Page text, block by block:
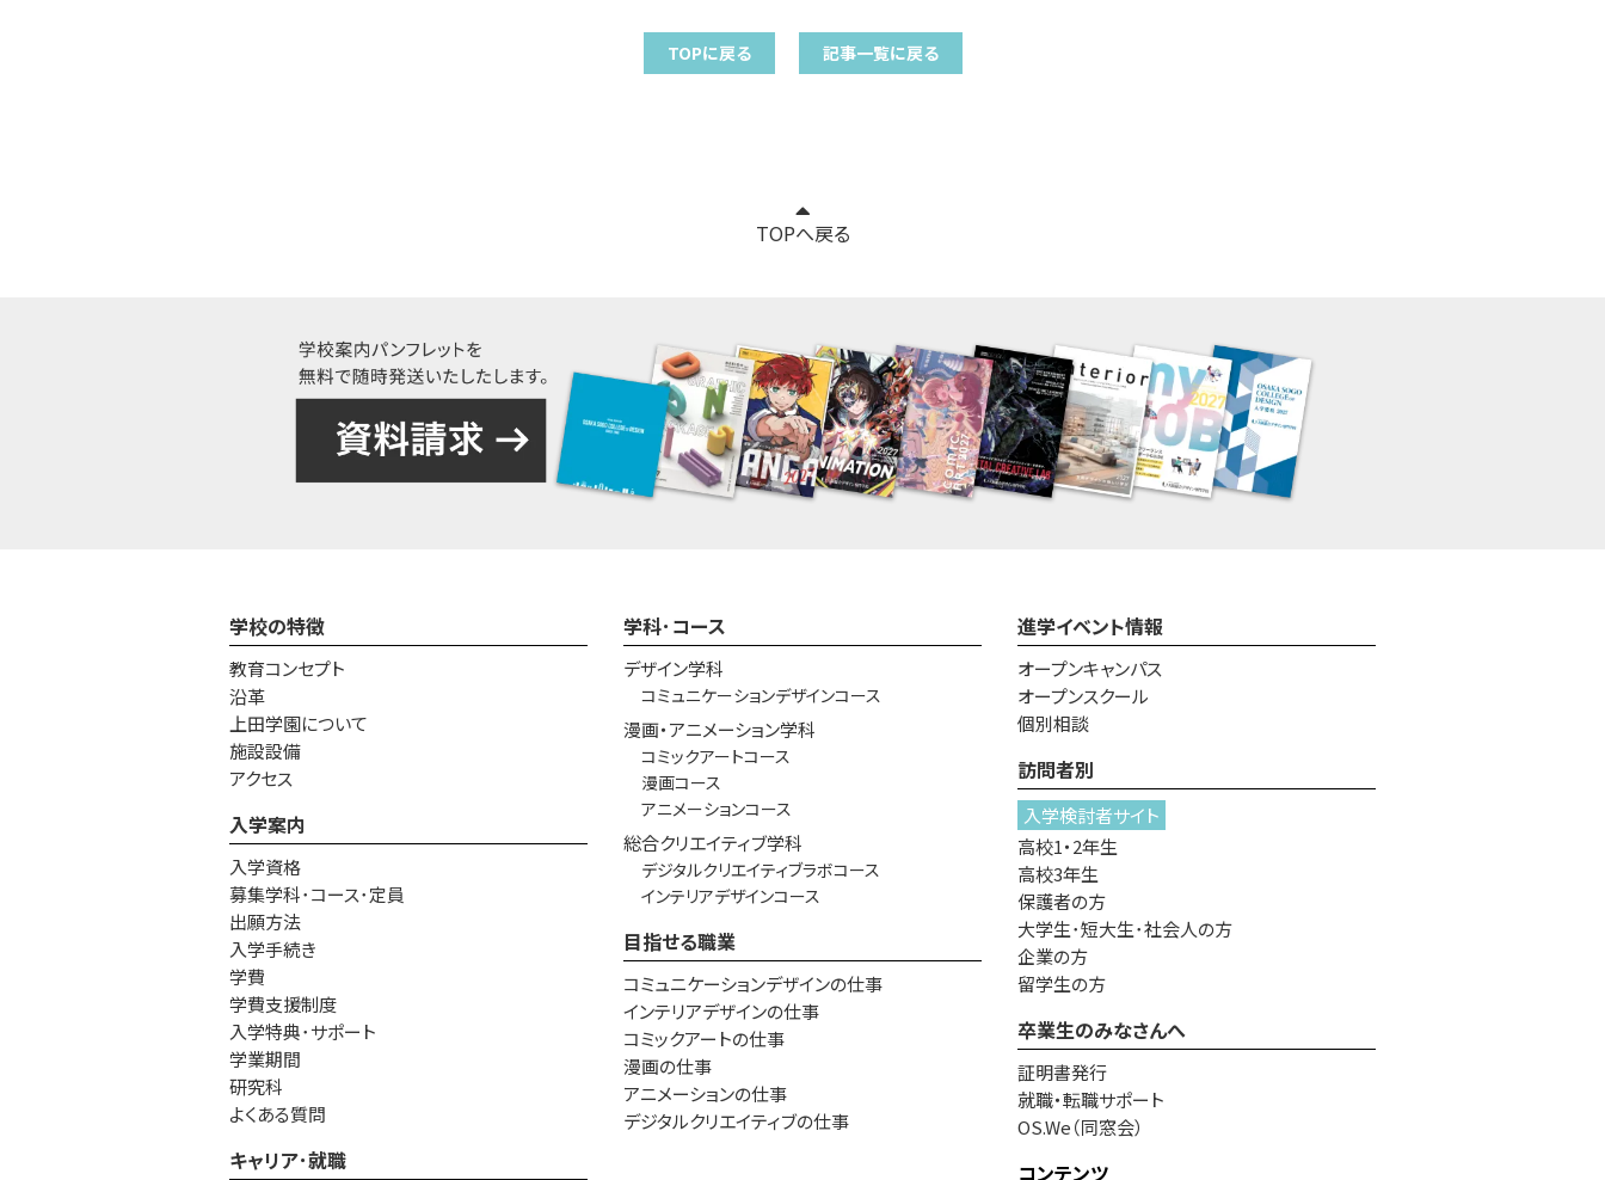
TOPに戻る 記事一覧に戻る
TOPへ戻る
学校の特徴
教育コンセプト
沿革
上田学園について
施設設備
アクセス
入学案内
入学資格
募集学科･コース･定員
出願方法
入学手続き
学費
学費支援制度
入学特典･サポート
学業期間
研究科
よくある質問
キャリア･就職
学科･コース
デザイン学科
コミュニケーションデザインコース
漫画・アニメーション学科
コミックアートコース
漫画コース
アニメーションコース
総合クリエイティブ学科
デジタルクリエイティブラボコース
インテリアデザインコース
目指せる職業
コミュニケーションデザインの仕事
インテリアデザインの仕事
コミックアートの仕事
漫画の仕事
アニメーションの仕事
デジタルクリエイティブの仕事
進学イベント情報
オープンキャンパス
オープンスクール
個別相談
訪問者別
入学検討者サイト
高校1・2年生
高校3年生
保護者の方
大学生･短大生･社会人の方
企業の方
留学生の方
卒業生のみなさんへ
証明書発行
就職・転職サポート
OS.We（同窓会）
コンテンツ